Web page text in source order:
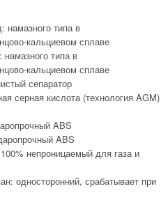
намазного типа в
кальциевом сплаве
типа в
кальциевом сплаве
сепаратор
серная кислота (технология AGM)
ABS
ABS
непроницаемый для газа и
односторонний, срабатывает при